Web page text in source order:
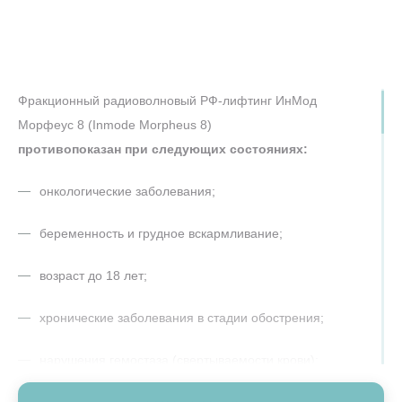
заметны крошечные следы от микроигл (микрокорочки) и
совсем легкая отечность, которые не помешают вам вести
привычный образ жизни и не заставят выпадать из
врачи рекомендуют придерживаться следующих
Фракционный радиоволновый РФ-лифтинг ИнМод
Морфеус 8 (Inmode Morpheus 8)
противопоказан при следующих состояниях:
онкологические заболевания;
беременность и грудное вскармливание;
возраст до 18 лет;
хронические заболевания в стадии обострения;